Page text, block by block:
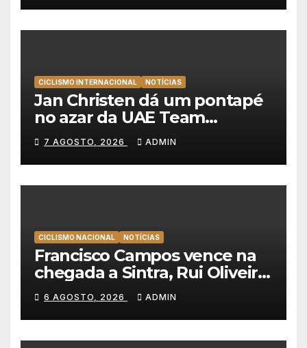
Portugal
CICLISMO INTERNACIONAL NOTÍCIAS
Jan Christen dá um pontapé
no azar da UAE Team
Emirates e vence na Volta a
Polónia
7 AGOSTO, 2026 ADMIN
CICLISMO NACIONAL NOTÍCIAS
Francisco Campos vence na
chegada a Sintra, Rui Oliveira
veste de amarelo na Volta a
Portugal
6 AGOSTO, 2026 ADMIN